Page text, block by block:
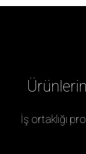
İş ortaklığı